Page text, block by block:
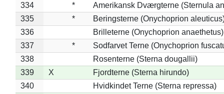
334
*
Amerikansk Dværgterne (Sternula
335
*
Beringsterne (Onychoprion
336
Brilleterne (Onychoprion anaethetus)
337
*
Sodfarvet Terne (Onychoprion
338
Rosenterne (Sterna dougallii)
339
X
Fjordterne (Sterna hirundo)
340
Hvidkindet Terne (Sterna repressa)